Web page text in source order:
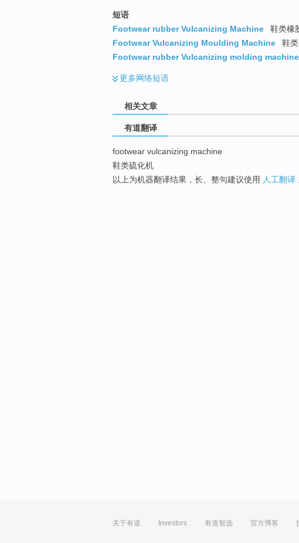
短语
Footwear rubber Vulcanizing Machine
鞋类橡
Footwear Vulcanizing Moulding Machine
鞋
Footwear rubber Vulcanizing molding machine
更多网络短语
相关文章
有道翻译
footwear vulcanizing machine
鞋类硫化机
以上为机器翻译结果，长、整句建议使用 人工翻译
关于有道 Investors 有道智选 官方博客